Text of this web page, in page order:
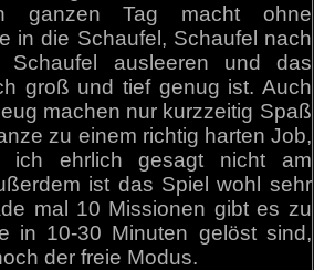
ganzen Tag macht ohne
in die Schaufel, Schaufel nach
Schaufel ausleeren und das
groß und tief genug ist. Auch
machen nur kurzzeitig Spaß
zu einem richtig harten Job,
ich ehrlich gesagt nicht am
ist das Spiel wohl sehr
mal 10 Missionen gibt es zu
in 10-30 Minuten gelöst sind,
der freie Modus.